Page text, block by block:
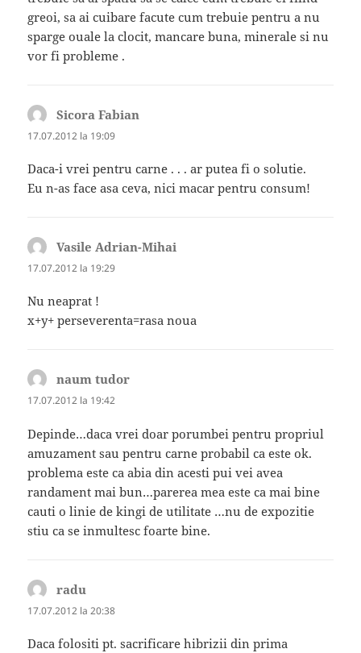
greoi, sa ai cuibare facute cum trebuie pentru a nu
sparge ouale la clocit, mancare buna, minerale si nu
vor fi probleme .
Sicora Fabian
17.07.2012 la 19:09
Daca-i vrei pentru carne . . . ar putea fi o solutie.
Eu n-as face asa ceva, nici macar pentru consum!
Vasile Adrian-Mihai
17.07.2012 la 19:29
Nu neaprat !
x+y+ perseverenta=rasa noua
naum tudor
17.07.2012 la 19:42
Depinde…daca vrei doar porumbei pentru propriul
amuzament sau pentru carne probabil ca este ok.
problema este ca abia din acesti pui vei avea
randament mai bun…parerea mea este ca mai bine
cauti o linie de kingi de utilitate …nu de expozitie
stiu ca se inmultesc foarte bine.
radu
17.07.2012 la 20:38
Daca folositi pt. sacrificare hibrizii din prima